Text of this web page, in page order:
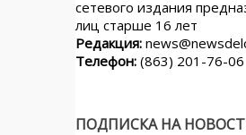
сетевого издания
лиц старше 16 лет
Редакция:
Телефон: (863) 201-76-06
ПОДПИСКА НА